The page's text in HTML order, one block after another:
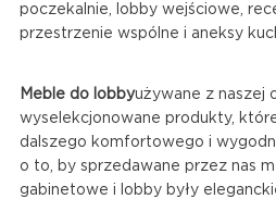
poczekalnie, lobby wejściowe,
przestrzenie wspólne i aneksy
Meble do lobbyużywane z naszej
wyselekcjonowane produkty,
dalszego komfortowego i
o to, by sprzedawane przez nas
gabinetowe i lobby były